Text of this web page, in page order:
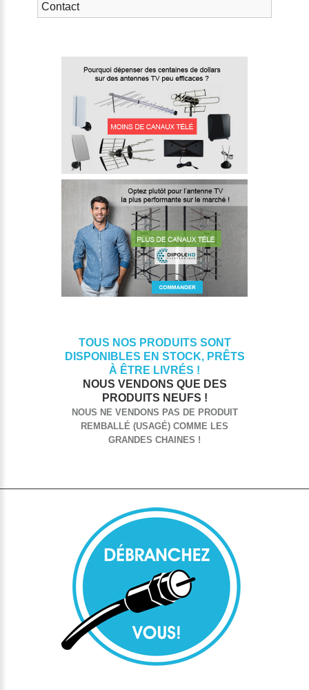
Contact
TOUS NOS PRODUITS SONT
DISPONIBLES EN STOCK, PRÊTS
À ÊTRE LIVRÉS !
NOUS VENDONS QUE DES
PRODUITS NEUFS !
NOUS NE VENDONS PAS DE PRODUIT
REMBALLÉ (USAGÉ) COMME LES
GRANDES CHAINES !